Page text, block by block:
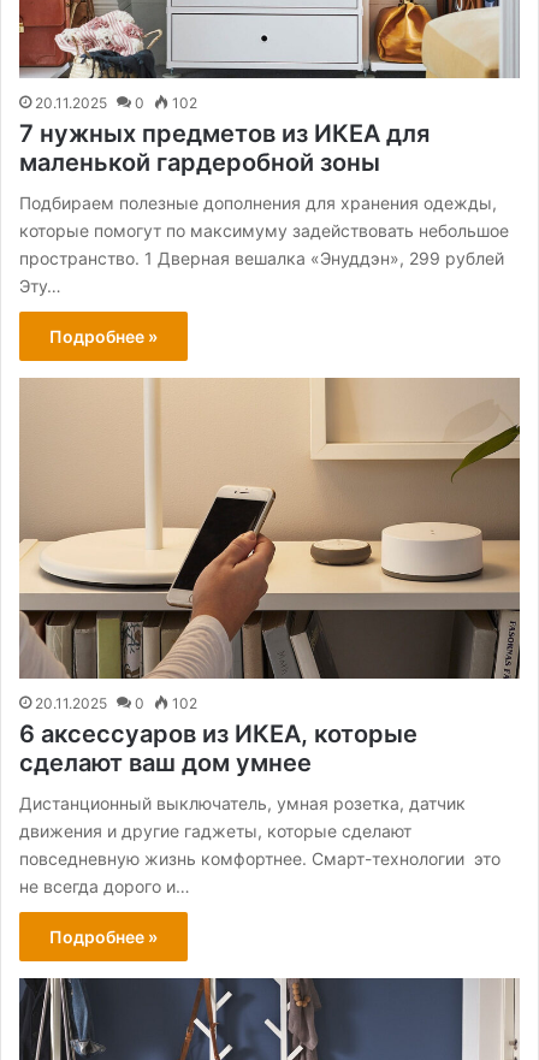
20.11.2025 0 102
7 нужных предметов из ИКЕА для
маленькой гардеробной зоны
Подбираем полезные дополнения для хранения одежды,
которые помогут по максимуму задействовать небольшое
пространство. 1 Дверная вешалка «Энуддэн», 299 рублей
Эту…
Подробнее »
20.11.2025 0 102
6 аксессуаров из ИКЕА, которые
сделают ваш дом умнее
Дистанционный выключатель, умная розетка, датчик
движения и другие гаджеты, которые сделают
повседневную жизнь комфортнее. Смарт-технологии это
не всегда дорого и…
Подробнее »